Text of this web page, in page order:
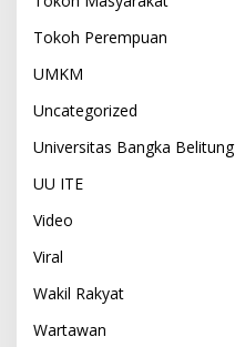
Tokoh Perempuan
UMKM
Uncategorized
Universitas Bangka Belitung
UU ITE
Video
Viral
Wakil Rakyat
Wartawan